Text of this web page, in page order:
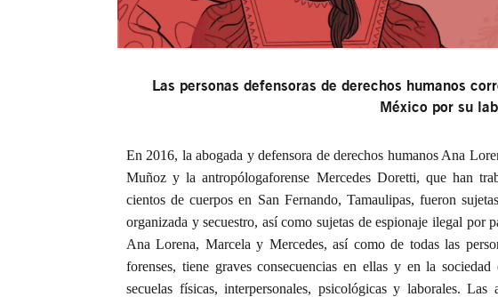
Las personas defensoras de derechos humanos
México por su
En 2016, la abogada y defensora de derechos humanos Ana
Muñoz y la antropólogaforense Mercedes Doretti, que han
cientos de cuerpos en San Fernando, Tamaulipas, fueron
organizada y secuestro, así como sujetas deespionaje ilegal por
Ana Lorena, Marcela y Mercedes, así como de todas las
forenses, tiene graves consecuencias en ellas y en la
secuelas físicas, interpersonales, psicológicas y laborales.